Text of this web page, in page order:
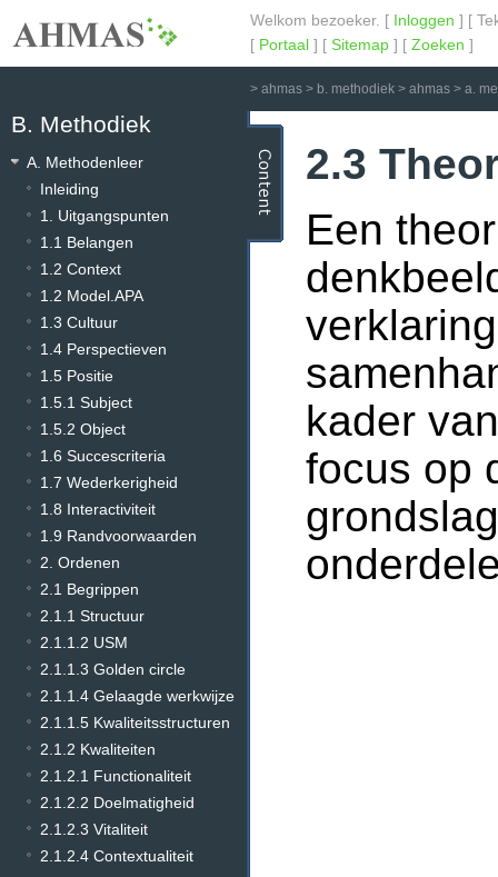
Welkom bezoeker. [ Inloggen ] [
[ Portaal ] [ Sitemap ] [ Zoeken ]
> ahmas > b. methodiek > ahmas > a.
B. Methodiek
A. Methodenleer
Inleiding
1. Uitgangspunten
1.1 Belangen
1.2 Context
1.2 Model.APA
1.3 Cultuur
1.4 Perspectieven
1.5 Positie
1.5.1 Subject
1.5.2 Object
1.6 Succescriteria
1.7 Wederkerigheid
1.8 Interactiviteit
1.9 Randvoorwaarden
2. Ordenen
2.1 Begrippen
2.1.1 Structuur
2.1.1.2 USM
2.1.1.3 Golden circle
2.1.1.4 Gelaagde werkwijze
2.1.1.5 Kwaliteitsstructuren
2.1.2 Kwaliteiten
2.1.2.1 Functionaliteit
2.1.2.2 Doelmatigheid
2.1.2.3 Vitaliteit
2.1.2.4 Contextualiteit
2.3
Een
kader
focus op